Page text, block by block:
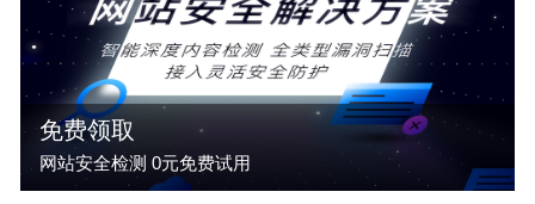
免费领取
网站安全检测 0元免费试用